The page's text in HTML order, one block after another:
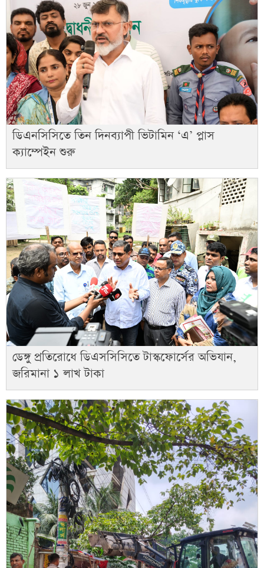
ডিএনসিসিতে তিন দিনব্যাপী ভিটামিন ‘এ’ প্লাস
ক্যাম্পেইন শুরু
ডেঙ্গু প্রতিরোধে ডিএসসিসিতে টাস্কফোর্সের অভিযান,
জরিমানা ১ লাখ টাকা